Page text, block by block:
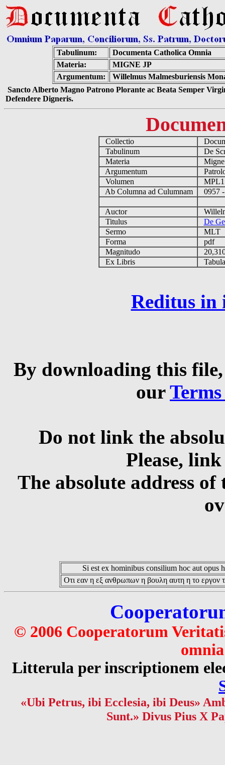
Tabulinum:
Documenta Catholica Omnia
Materia:
MIGNE JP
Argumentum:
Willelmus Malmesburiensis
Sancto Alberto Magno Patrono Plorante ac Beata Semper
Defendere Digneris.
Collectio
Tabulinum
De
Materia
Argumentum
Volumen
Ab Columna ad Culumnam
0957
Auctor
Titulus
De
Sermo
MLT
Forma
pdf
Magnitudo
Ex Libris
Reditus in
By downloading this
our
Do not link the
Please,
The absolute address
Si est ex hominibus consilium hoc aut opus
Οτι εαν η εξ ανθρωπων η βουλη αυτη η το εργον
© 2006 Cooperatorum
Litterula per inscriptionem
«Ubi Petrus, ibi Ecclesia, ibi Deus»
Sunt.» Divus Pius X